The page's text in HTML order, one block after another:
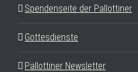
Spendenseite der Pallottiner
Gottesdienste
Pallottiner Newsletter